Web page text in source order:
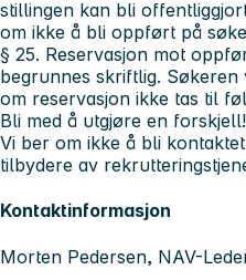
stillingen kan bli
om ikke å bli oppført på
§ 25. Reservasjon mot
begrunnes skriftlig.
om reservasjon ikke tas til
Bli med å utgjøre en forskjell!
Vi ber om ikke å bli
tilbydere av
Kontaktinformasjon
Morten Pedersen, NAV-